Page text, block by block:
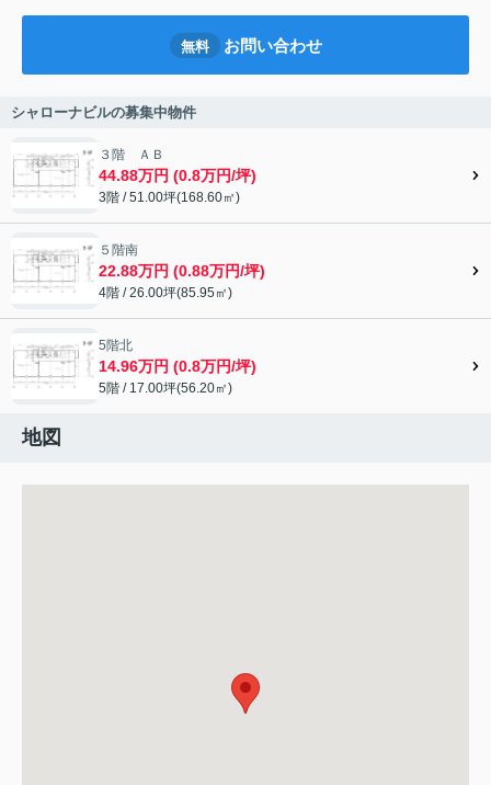
無料 お問い合わせ
シャローナビルの募集中物件
３階 ＡＢ
44.88万円 (0.8万円/坪)
3階 / 51.00坪(168.60㎡)
５階南
22.88万円 (0.88万円/坪)
4階 / 26.00坪(85.95㎡)
5階北
14.96万円 (0.8万円/坪)
5階 / 17.00坪(56.20㎡)
地図